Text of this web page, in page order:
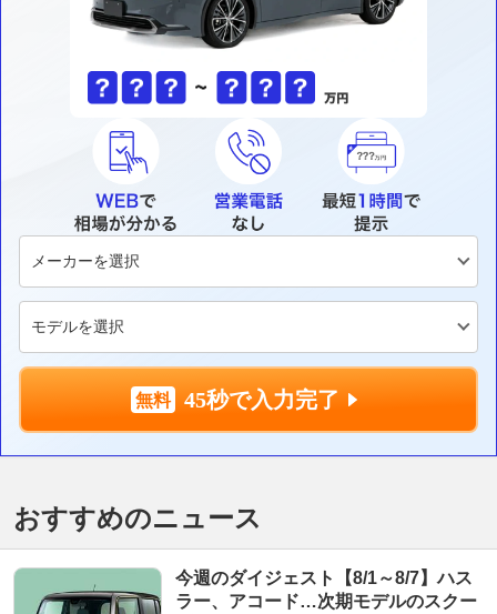
45秒で入力完了
おすすめのニュース
今週のダイジェスト【8/1～8/7】ハス
ラー、アコード…次期モデルのスクー